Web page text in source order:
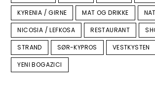
KYRENIA / GIRNE MAT OG DRIKKE
NICOSIA / LEFKOSA RESTAURANT
STRAND SØR-KYPROS VESTKYSTEN
YENI BOGAZICI